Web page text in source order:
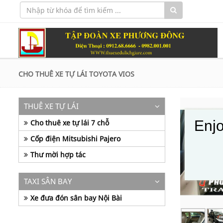
CHO THUÊ XE TỰ LÁI TOYOTA VIOS
THUÊ XE TỰ LÁI
Cho thuê xe tự lái 7 chỗ
Cốp điện Mitsubishi Pajero
Thư mời hợp tác
TAXI SÂN BAY
Xe đưa đón sân bay Nội Bài